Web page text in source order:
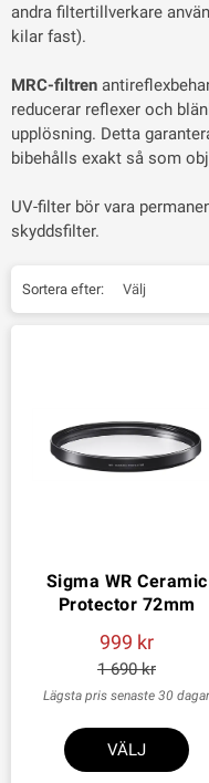
andra filtertillverkare
kilar fast).
MRC-filtren
reducerar reflexer och
upplösning. Detta
bibehålls exakt så som
UV-filter bör vara
skyddsfilter.
Sortera efter: Välj
Sigma WR Ceramic
Protector 72mm
999
1 690
Lägsta pris senaste 30 dagar
VÄLJ